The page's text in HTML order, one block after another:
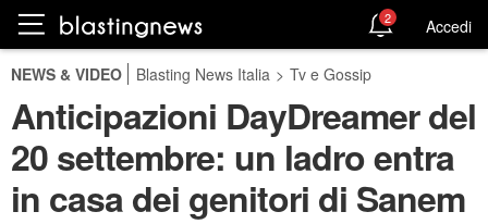
2 Accedi
NEWS & VIDEO Blasting News Italia > Tv e Gossip
Anticipazioni DayDreamer del
20 settembre: un ladro entra
in casa dei genitori di Sanem